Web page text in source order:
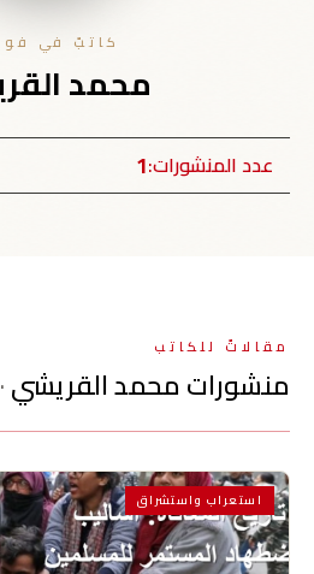
كاتبٌ في
محمد
عدد المنشورات:1
مقالاتٌ للكاتب
منشورات محمد القريشي· 1
استعراب واستشراق